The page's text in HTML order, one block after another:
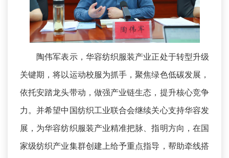
陶伟军表示，华容纺织服装产业正处于转型升级
关键期，将以运动校服为抓手，聚焦绿色低碳发展，
依托安踏龙头带动，做强产业链生态，提升核心竞争
力。并希望中国纺织工业联合会继续关心支持华容发
展，为华容纺织服装产业精准把脉、指明方向，在国
家级纺织产业集群创建上给予重点指导，帮助牵线搭